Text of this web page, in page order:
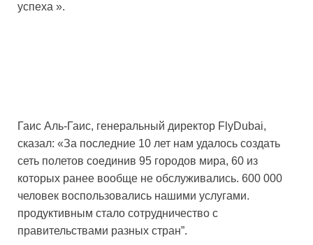
успеха ».
Гаис Аль-Гаис, генеральный директор FlyDubai,
сказал: «За последние 10 лет нам удалось создать
сеть полетов соединив 95 городов мира, 60 из
которых ранее вообще не обслуживались. 600 000
человек воспользовались нашими услугами.
продуктивным стало сотрудничество с
правительствами разных стран”.